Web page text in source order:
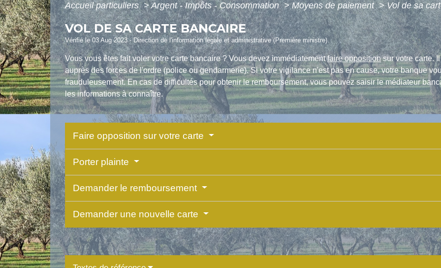
Accueil particuliers> Argent - Impôts - Consommation> Moyens de paiement> Vol de sa
VOL DE SA CARTE BANCAIRE
Vérifié le 03 Aug 2023 - Direction de l'information légale et administrative (Première ministre)
Vous vous êtes fait voler votre carte bancaire ? Vous devez immédiatementfaire oppositionsur votre carte.
auprès des forces de l'ordre (police ou gendarmerie). Si votre vigilance n'est pas en cause, votre banque
frauduleusement. En cas de difficultés pour obtenir le remboursement, vous pouvez saisir le médiateur
les informations à connaître.
Faire opposition sur votre carte
Porter plainte
Demander le remboursement
Demander une nouvelle carte